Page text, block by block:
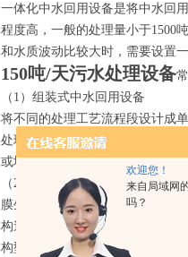
欢迎您！
来自局域网
吗？
一体化中水回用设备是将中水回
程度高，一般的处理量小于1500
和水质波动比较大时，需要设置
150吨/天污水处理设备
（1）组装式中水回用设备
将不同的处理工艺流程段设计成
处理深度要求，选择不同的单体
或地埋式；材质可采用钢筋混凝
（2）MBR生物反应器
膜生物反应器又称MBR生物反应
构造上来看，是由膜组件及生物
构型式多采用中空纤维式、平板